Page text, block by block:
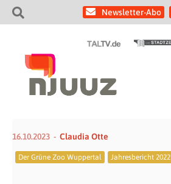
Newsletter-Abo
16.10.2023 Claudia Otte
Der Grüne Zoo Wuppertal Jahresbericht 2022